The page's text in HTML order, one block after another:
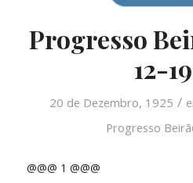
Progresso
12-
20 de Dezembro, 1925 /
Progresso
@@@ 1 @@@